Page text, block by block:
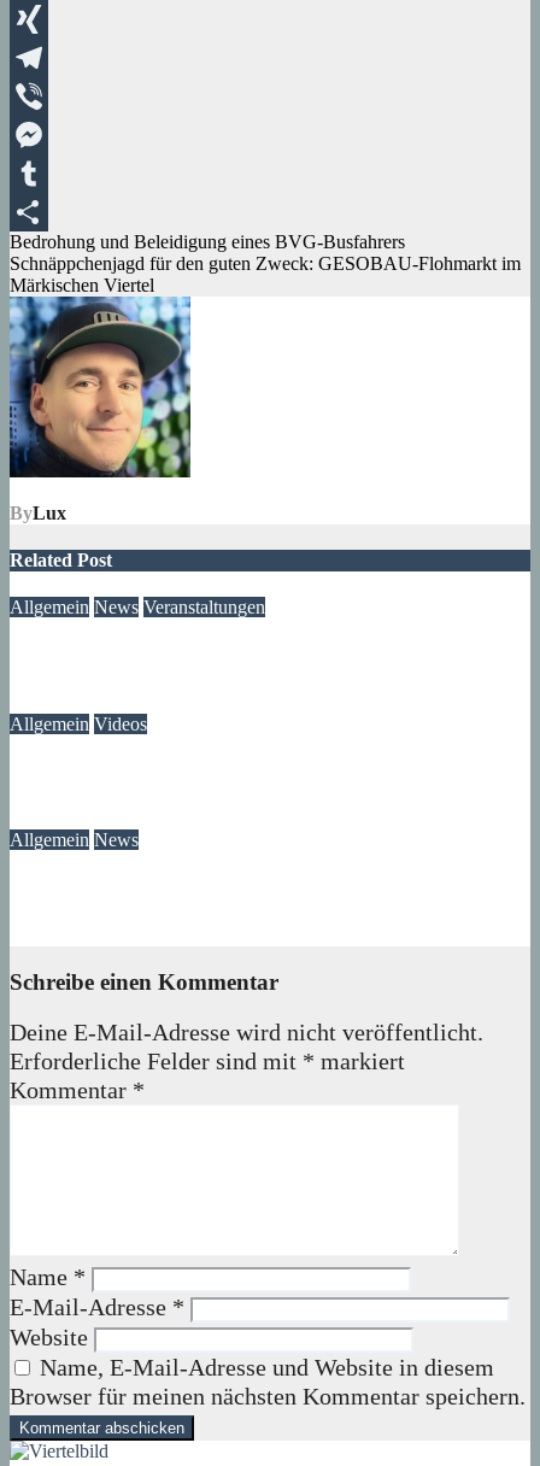
WhatsApp
XING
Telegram
Viber
Messenger
Tumblr
Teilen
Beitragsnavigation
Bedrohung und Beleidigung eines BVG-Busfahrers
Schnäppchenjagd für den guten Zweck: GESOBAU-Flohmarkt im
Märkischen Viertel
ByLux
Related Post
Allgemein News Veranstaltungen
Allgemein Videos
Allgemein News
Schreibe einen Kommentar
Deine E-Mail-Adresse wird nicht veröffentlicht.
Erforderliche Felder sind mit * markiert
Kommentar *
Name *
E-Mail-Adresse *
Website
Name, E-Mail-Adresse und Website in diesem
Browser für meinen nächsten Kommentar speichern.